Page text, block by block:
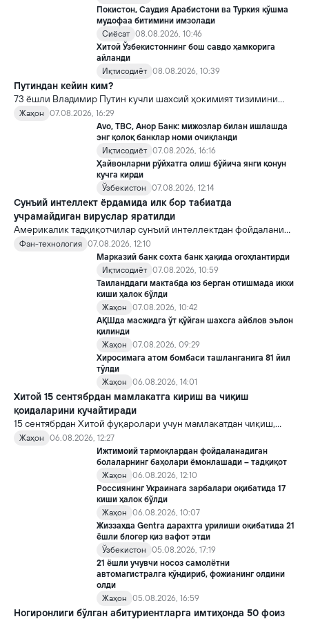
Покистон, Саудия Арабистони ва Туркия қўшма
мудофаа битимини имзолади
Сиёсат 08.08.2026, 10:46
Хитой Ўзбекистоннинг бош савдо ҳамкорига
айланди
Иқтисодиёт 08.08.2026, 10:39
Путиндан кейин ким?
73 ёшли Владимир Путин кучли шахсий ҳокимият тизимини
яратди, аммо ундан кейин ким келиши ва ҳокимиятни
топшириш механизми ҳали ноаниқ. Таҳлилчилар фикрича, бу
Кремлда ворислик жангига олиб келиши мумкин.
Жаҳон
07.08.2026, 16:29
Avo, TBC, Анор Банк: мижозлар билан ишлашда
энг қолоқ банклар номи очиқланди
Иқтисодиёт 07.08.2026, 16:16
Ҳайвонларни рўйхатга олиш бўйича янги қонун
кучга кирди
Ўзбекистон
07.08.2026, 12:14
Сунъий интеллект ёрдамида илк бор табиатда
учрамайдиган вируслар яратилди
Америкалик тадқиқотчилар сунъий интеллектдан фойдаланиб
16 та вирус яратди. Бу кашфиёт янги ютуқларга умид уйғотиш
билан бирга, ундан нотўғри мақсадда фойдаланиш борасидаги
хавотирларни ҳам кучайтирмоқда.
Фан-технология 07.08.2026, 12:10
Марказий банк сохта банк ҳақида огоҳлантирди
Иқтисодиёт 07.08.2026, 10:59
Таиланддаги мактабда юз берган отишмада икки
киши ҳалок бўлди
Жаҳон
07.08.2026, 10:42
АҚШда масжидга ўт қўйган шахсга айблов эълон
қилинди
Жаҳон
07.08.2026, 09:29
Хиросимага атом бомбаси ташланганига 81 йил
тўлди
Жаҳон
06.08.2026, 14:01
Хитой 15 сентябрдан мамлакатга кириш ва чиқиш
қоидаларини кучайтиради
15 сентябрдан Хитой фуқаролари учун мамлакатдан чиқиш,
хорижликлар учун эса Хитойга кириш тартиби бўйича янги
қоидалар кучга киради.
Жаҳон
06.08.2026, 12:27
Ижтимоий тармоқлардан фойдаланадиган
болаларнинг баҳолари ёмонлашади – тадқиқот
Жаҳон
06.08.2026, 12:10
Россиянинг Украинага зарбалари оқибатида 17
киши ҳалок бўлди
Жаҳон
06.08.2026, 10:07
Жиззахда Gentra дарахтга урилиши оқибатида 21
ёшли блогер қиз вафот этди
Ўзбекистон
05.08.2026, 17:19
21 ёшли учувчи носоз самолётни
автомагистралга қўндириб, фожианинг олдини
олди
Жаҳон
05.08.2026, 16:59
Ногиронлиги бўлган абитуриентларга имтиҳонда 50 фоиз